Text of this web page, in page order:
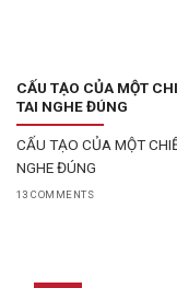
CẤU TẠO CỦA MỘT
TAI NGHE ĐÚNG
CẤU TẠO CỦA MỘT
NGHE ĐÚNG
13 COMMENTS